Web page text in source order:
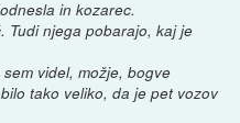
in kozarec.
Tudi njega pobarajo, kaj je
videl, možje, bogve
tako veliko, da je pet vozov